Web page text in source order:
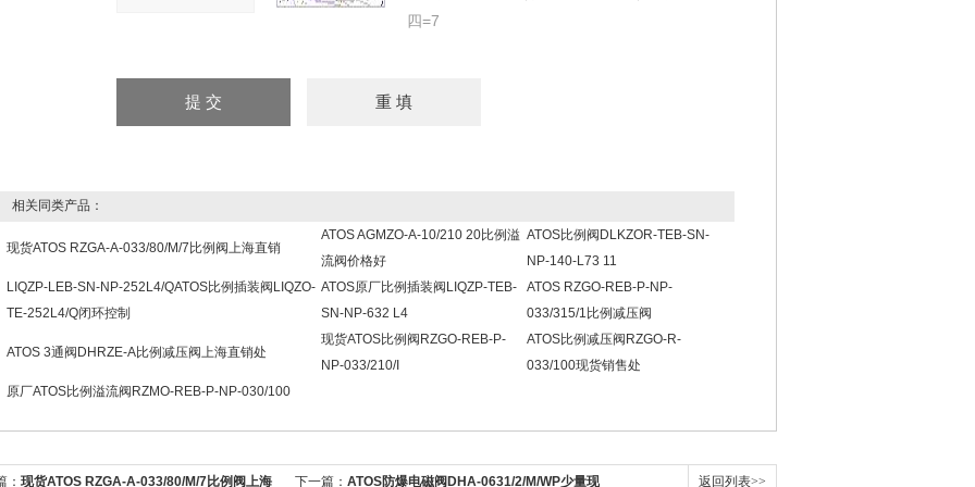
四=7
相关同类产品：
现货ATOS RZGA-A-033/80/M/7比例阀上海直销
ATOS AGMZO-A-10/210 20比例溢
流阀价格好
ATOS比例阀DLKZOR-TEB-SN-
NP-140-L73 11
LIQZP-LEB-SN-NP-252L4/QATOS比例插装阀LIQZO-
TE-252L4/Q闭环控制
ATOS原厂比例插装阀LIQZP-TEB-
SN-NP-632 L4
ATOS RZGO-REB-P-NP-
033/315/1比例减压阀
ATOS 3通阀DHRZE-A比例减压阀上海直销处
现货ATOS比例阀RZGO-REB-P-
NP-033/210/I
ATOS比例减压阀RZGO-R-
033/100现货销售处
原厂ATOS比例溢流阀RZMO-REB-P-NP-030/100
： 现货ATOS RZGA-A-033/80/M/7比例阀上海 下一篇： ATOS防爆电磁阀DHA-0631/2/M/WP少量现 返回列表>>